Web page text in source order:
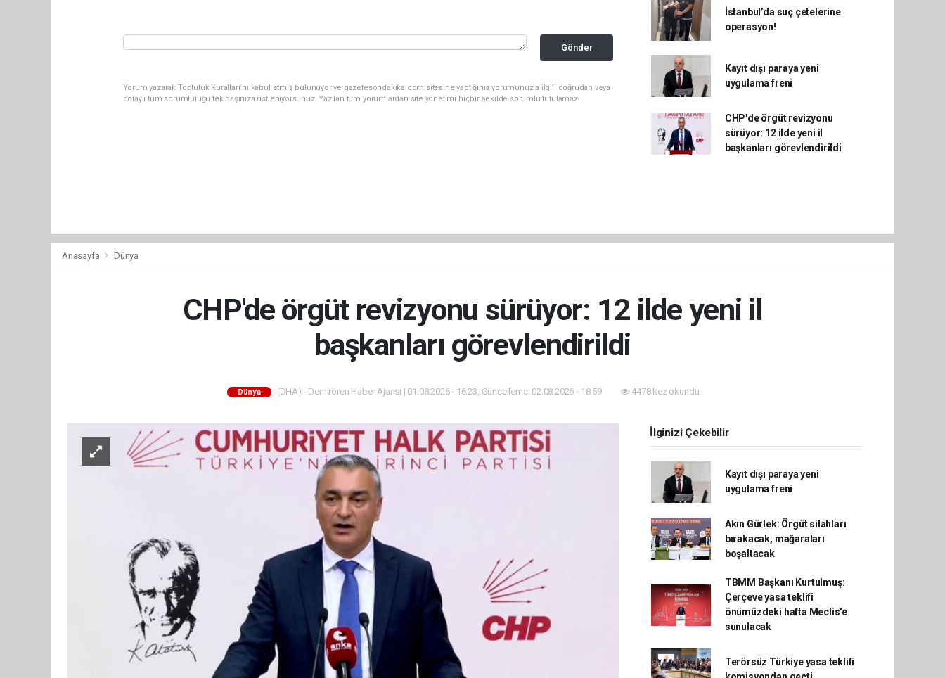
Gönder
Yorum yazarak Topluluk Kuralları’nı kabul etmiş bulunuyor ve gazetesondakika.com sitesine yaptığınız yorumunuzla ilgili doğrudan veya
dolaylı tüm sorumluluğu tek başınıza üstleniyorsunuz. Yazılan tüm yorumlardan site yönetimi hiçbir şekilde sorumlu tutulamaz.
İstanbul’da suç çetelerine
operasyon!
Kayıt dışı paraya yeni
uygulama freni
CHP'de örgüt revizyonu
sürüyor: 12 ilde yeni il
başkanları görevlendirildi
Anasayfa Dünya
CHP'de örgüt revizyonu sürüyor: 12 ilde yeni il
başkanları görevlendirildi
Dünya (DHA) - Demirören Haber Ajansı | 01.08.2026 - 16:23, Güncelleme: 02.08.2026 - 18:59 4478 kez okundu.
İlginizi Çekebilir
Kayıt dışı paraya yeni
uygulama freni
Akın Gürlek: Örgüt silahları
bırakacak, mağaraları
boşaltacak
TBMM Başkanı Kurtulmuş:
Çerçeve yasa teklifi
önümüzdeki hafta Meclis'e
sunulacak
Terörsüz Türkiye yasa teklifi